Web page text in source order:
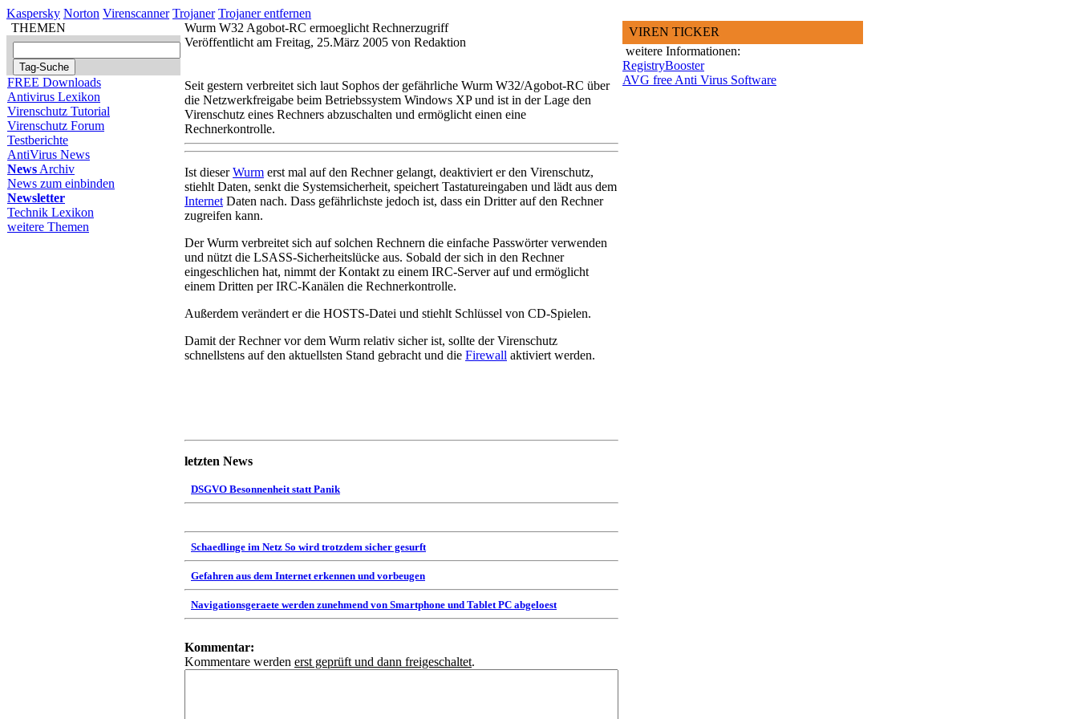
Kaspersky Norton Virenscanner Trojaner Trojaner entfernen
THEMEN
FREE Downloads
Antivirus Lexikon
Virenschutz Tutorial
Virenschutz Forum
Testberichte
AntiVirus News
News Archiv
News zum einbinden
Newsletter
Technik Lexikon
weitere Themen
Wurm W32 Agobot-RC ermoeglicht Rechnerzugriff
Veröffentlicht am Freitag, 25.März 2005 von Redaktion
Seit gestern verbreitet sich laut Sophos der gefährliche Wurm W32/Agobot-RC über
die Netzwerkfreigabe beim Betriebssystem Windows XP und ist in der Lage den
Virenschutz eines Rechners abzuschalten und ermöglicht einen eine
Rechnerkontrolle.
Ist dieserWurm erst mal auf den Rechner gelangt, deaktiviert er den Virenschutz,
stiehlt Daten, senkt die Systemsicherheit, speichert Tastatureingaben und lädt aus dem
Internet Daten nach. Dass gefährlichste jedoch ist, dass ein Dritter auf den Rechner
zugreifen kann.
Der Wurm verbreitet sich auf solchen Rechnern die einfache Passwörter verwenden
und nützt die LSASS-Sicherheitslücke aus. Sobald der sich in den Rechner
eingeschlichen hat, nimmt der Kontakt zu einem IRC-Server auf und ermöglicht
einem Dritten per IRC-Kanälen die Rechnerkontrolle.
Außerdem verändert er die HOSTS-Datei und stiehlt Schlüssel von CD-Spielen.
Damit der Rechner vor dem Wurm relativ sicher ist, sollte der Virenschutz
schnellstens auf den aktuellsten Stand gebracht und die Firewall aktiviert werden.
letzten News
DSGVO Besonnenheit statt Panik
Schaedlinge im Netz So wird trotzdem sicher gesurft
Gefahren aus dem Internet erkennen und vorbeugen
Navigationsgeraete werden zunehmend von Smartphone und Tablet PC abgeloest
Kommentar:
Kommentare werden erst geprüft und dann freigeschaltet.
VIREN TICKER
weitere Informationen:
RegistryBooster
AVG free Anti Virus Software